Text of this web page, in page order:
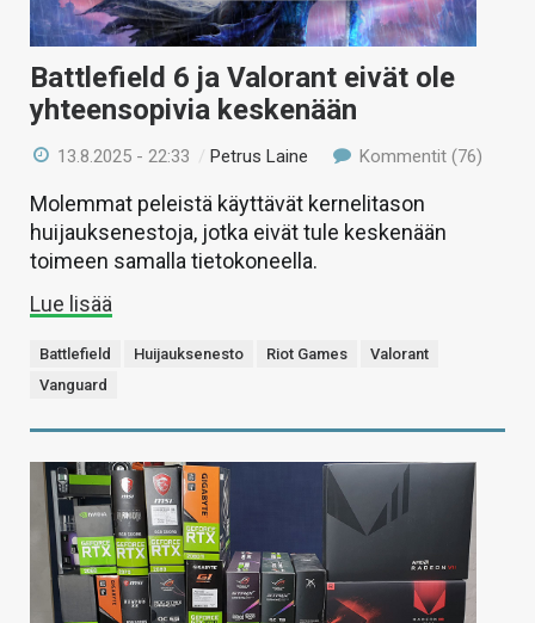
HAKU
Battlefield 6 ja Valorant eivät ole
yhteensopivia keskenään
13.8.2025 - 22:33 /Petrus Laine Kommentit (76)
Molemmat peleistä käyttävät kernelitason
huijauksenestoja, jotka eivät tule keskenään
toimeen samalla tietokoneella.
Lue lisää
Battlefield Huijauksenesto Riot Games
Valorant
Vanguard